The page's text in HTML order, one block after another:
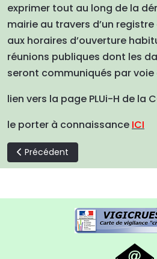
exprimer tout au long de la
mairie au travers d’un
aux horaires d’ouverture
réunions publiques dont les
seront communiqués par voie
lien vers la page PLUi-H de la
le porter à connaissance ICI
Article précédent : Guichet
Précédent